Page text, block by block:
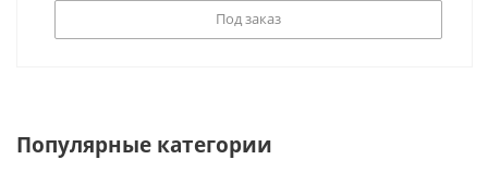
Под заказ
Популярные категории